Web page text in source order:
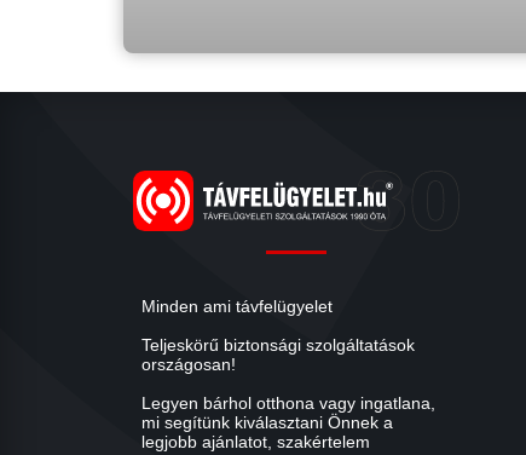
Minden ami távfelügyelet
Teljeskörű biztonsági szolgáltatások
országosan!
Legyen bárhol otthona vagy ingatlana,
mi segítünk kiválasztani Önnek a
legjobb ajánlatot, szakértelem